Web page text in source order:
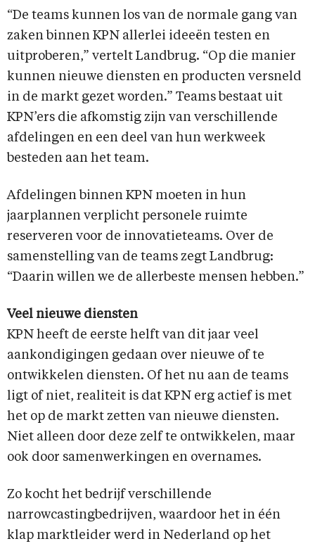
“De teams kunnen los van de normale gang van
zaken binnen KPN allerlei ideeën testen en
uitproberen,” vertelt Landbrug. “Op die manier
kunnen nieuwe diensten en producten versneld
in de markt gezet worden.” Teams bestaat uit
KPN’ers die afkomstig zijn van verschillende
afdelingen en een deel van hun werkweek
besteden aan het team.
Afdelingen binnen KPN moeten in hun
jaarplannen verplicht personele ruimte
reserveren voor de innovatieteams. Over de
samenstelling van de teams zegt Landbrug:
“Daarin willen we de allerbeste mensen hebben.”
Veel nieuwe diensten
KPN heeft de eerste helft van dit jaar veel
aankondigingen gedaan over nieuwe of te
ontwikkelen diensten. Of het nu aan de teams
ligt of niet, realiteit is dat KPN erg actief is met
het op de markt zetten van nieuwe diensten.
Niet alleen door deze zelf te ontwikkelen, maar
ook door samenwerkingen en overnames.
Zo kocht het bedrijf verschillende
narrowcastingbedrijven, waardoor het in één
klap marktleider werd in Nederland op het